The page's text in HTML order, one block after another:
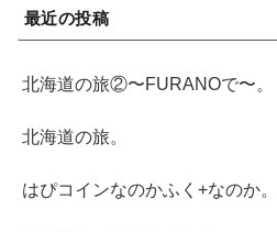
最近の投稿
北海道の旅②〜FURANOで〜。
北海道の旅。
はぴコインなのかふく+なのか。